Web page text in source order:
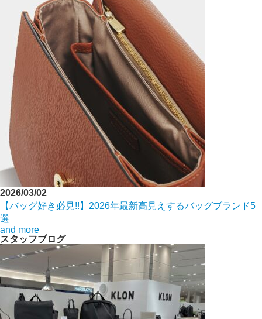
2026/03/02
【バッグ好き必見!!】2026年最新高見えするバッグブランド5
選
and more
スタッフブログ